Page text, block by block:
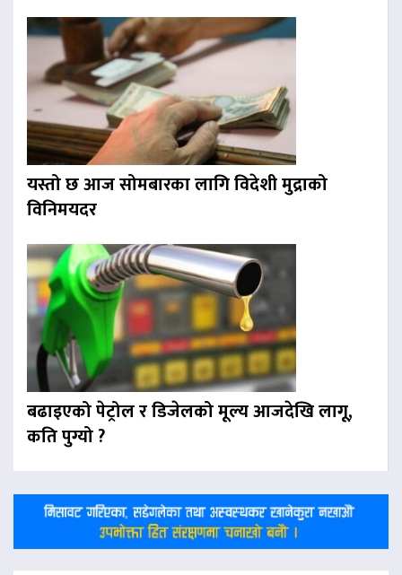
यस्तो छ आज सोमबारका लागि विदेशी मुद्राको
विनिमयदर
बढाइएको पेट्रोल र डिजेलको मूल्य आजदेखि लागू,
कति पुग्यो ?